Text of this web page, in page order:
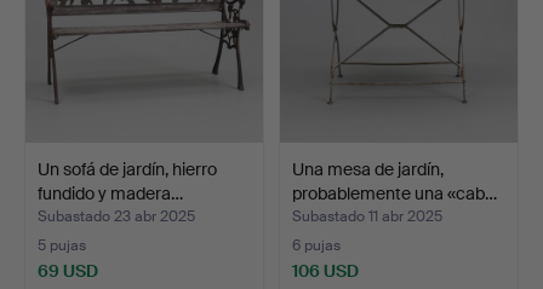
Un sofá de jardín, hierro
fundido y madera…
Subastado 23 abr 2025
5 pujas
69 USD
Una mesa de jardín,
probablemente una «cab…
Subastado 11 abr 2025
6 pujas
106 USD